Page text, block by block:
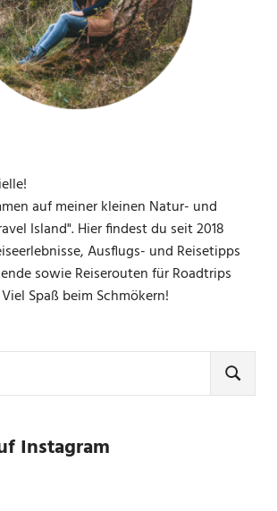
auf meiner kleinen Natur- und
Island". Hier findest du seit 2018
Ausflugs- und Reisetipps
sowie Reiserouten für Roadtrips
Spaß beim Schmökern!
SUCHEN
Instagram